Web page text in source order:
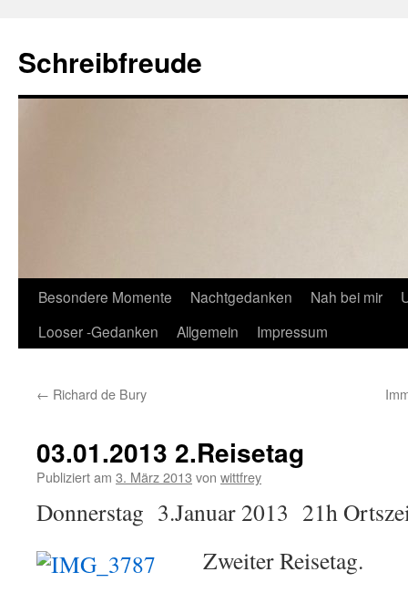
Schreibfreude
Besondere Momente Nachtgedanken Nah bei mir
Looser -Gedanken
Allgemein Impressum
← Richard de Bury
03.01.2013 2.Reisetag
Publiziert am 3. März 2013 von wittfrey
Donnerstag 3.Januar 2013 21h
Zweiter Reisetag.